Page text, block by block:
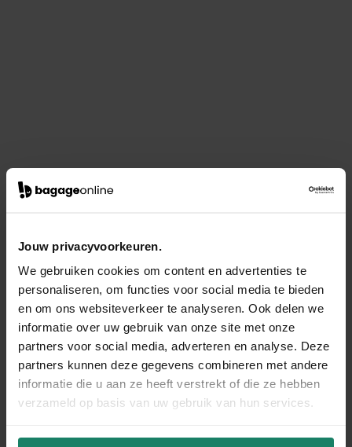
Jouw privacyvoorkeuren.
We gebruiken cookies om content en advertenties te
personaliseren, om functies voor social media te bieden
en om ons websiteverkeer te analyseren. Ook delen we
informatie over uw gebruik van onze site met onze
partners voor social media, adverteren en analyse. Deze
partners kunnen deze gegevens combineren met andere
informatie die u aan ze heeft verstrekt of die ze hebben
verzameld op basis van uw gebruik van hun services.